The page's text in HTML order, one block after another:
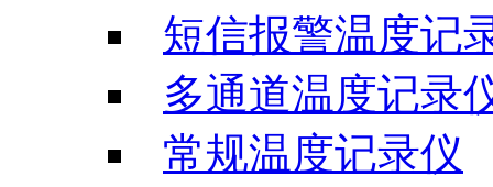
短信报警温度记
多通道温度记录
常规温度记录仪